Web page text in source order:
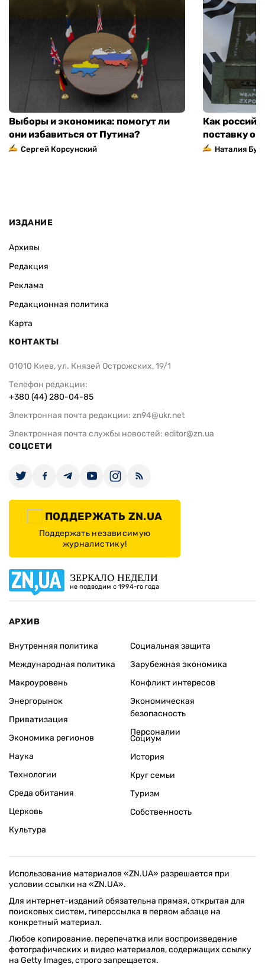
Выборы и экономика: помогут ли
они избавиться от Путина?
Сергей Корсунский
Как
поставку
Наталия
ИЗДАНИЕ
Архивы
Редакция
Реклама
Редакционная политика
Карта
КОНТАКТЫ
01010 Киев, ул. Князей Острожских, 19/1
Телефон редакции:
+380 (44) 280-04-85
Электронная почта редакции: zn94@ukr.net
Электронная почта службы новостей: editor@zn.ua
СОЦСЕТИ
ПОДДЕРЖАТЬ ZN.UA
Поддержать независимую
журналистику!
ЗЕРКАЛО НЕДЕЛИ
не подводим с 1994-го года
АРХИВ
Внутренняя политика
Международная политика
Макроуровень
Энергорынок
Приватизация
Экономика регионов
Социальная защита
Зарубежная экономика
Конфликт интересов
Экономическая
безопасность
Персоналии
Наука
Технологии
Среда обитания
Церковь
Культура
Социум
История
Круг семьи
Туризм
Собственность
Использование материалов «ZN.UA» разрешается при
условии ссылки на «ZN.UA».
Для интернет-изданий обязательна прямая, открытая для
поисковых систем, гиперссылка в первом абзаце на
конкретный материал.
Любое копирование, перепечатка или воспроизведение
фотографических и видео материалов, содержащих ссылку
на Getty Images, строго запрещается.